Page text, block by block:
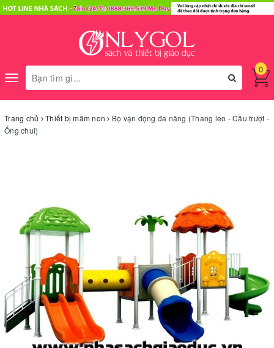
Toggle
navigation
0
Trang chủ Thiết bị mầm non
Bộ vận động đa năng (Thang leo - Cầu trượt -
Ống chui)